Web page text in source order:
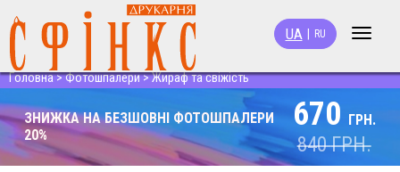
Toggle
UA RU
Головна>Фотошпалери>Жираф та свіжість
ЗНИЖКА НА БЕЗШОВНІ ФОТОШПАЛЕРИ
20%
670 ГРН.
840ГРН.